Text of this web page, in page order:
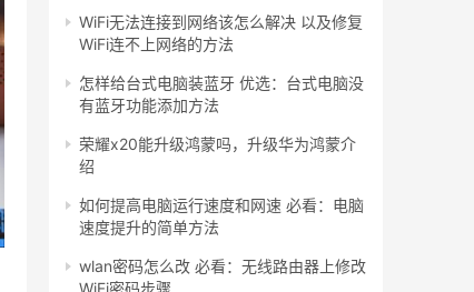
WiFi无法连接到网络该怎么解决 以及修复
WiFi连不上网络的方法
怎样给台式电脑装蓝牙 优选：台式电脑没
有蓝牙功能添加方法
荣耀x20能升级鸿蒙吗，升级华为鸿蒙介
绍
如何提高电脑运行速度和网速 必看：电脑
速度提升的简单方法
wlan密码怎么改 必看：无线路由器上修改